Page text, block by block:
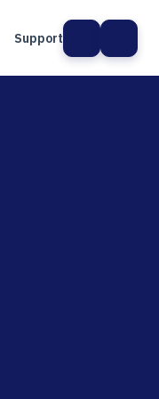
Support